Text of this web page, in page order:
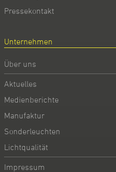
Pressekontakt
Unternehmen
Über uns
Aktuelles
Medienberichte
Manufaktur
Sonderleuchten
Lichtqualität
Impressum